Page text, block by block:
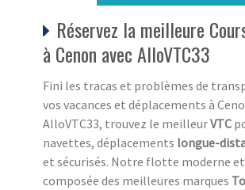
Réservez la meilleure
à Cenon avec AlloVTC33
Fini les tracas et problèmes de
vos vacances et déplacements à
AlloVTC33, trouvez le meilleurVTC
navettes, déplacements longue-
et sécurisés. Notre flotte moderne
composée des meilleures marques